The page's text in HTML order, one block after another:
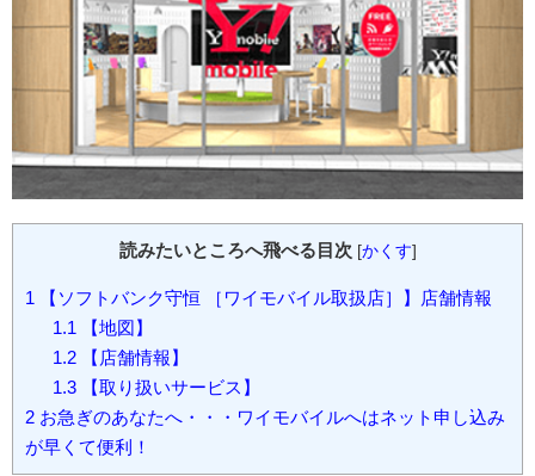
読みたいところへ飛べる目次 [かくす]
1 【ソフトバンク守恒 ［ワイモバイル取扱店］】店舗情報
1.1【地図】
1.2【店舗情報】
1.3【取り扱いサービス】
2 お急ぎのあなたへ・・・ワイモバイルへはネット申し込み
が早くて便利！